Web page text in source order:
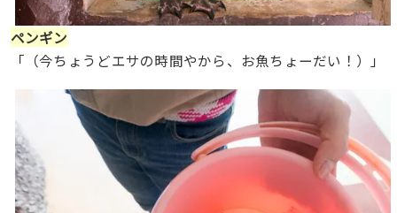
ペンギン
「（今ちょうどエサの時間やから、お魚ちょーだい！）」